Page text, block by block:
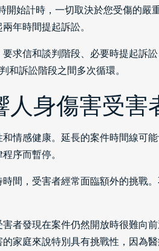
始計時，一切取決於您受傷的
年時間提起訴訟。
求信和談判階段、必要時提起訴
訴訟階段之間多次循環。
人身傷害受害
情感健康。延長的案件時間線可
序而暫停。
間，受害者經常面臨額外的挑戰
者發現在案件仍然開放時很難向
家庭來說特別具有挑戰性，因為